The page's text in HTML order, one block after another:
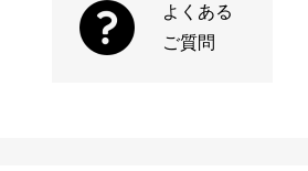
よくある
ご質問